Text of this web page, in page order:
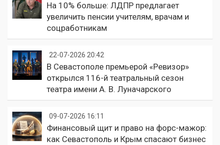
На 10% больше: ЛДПР предлагает
увеличить пенсии учителям, врачам и
соцработникам
22-07-2026 20:42
В Севастополе премьерой «Ревизор»
открылся 116-й театральный сезон
театра имени А. В. Луначарского
09-07-2026 16:11
Финансовый щит и право на форс-мажор:
как Севастополь и Крым спасают бизнес